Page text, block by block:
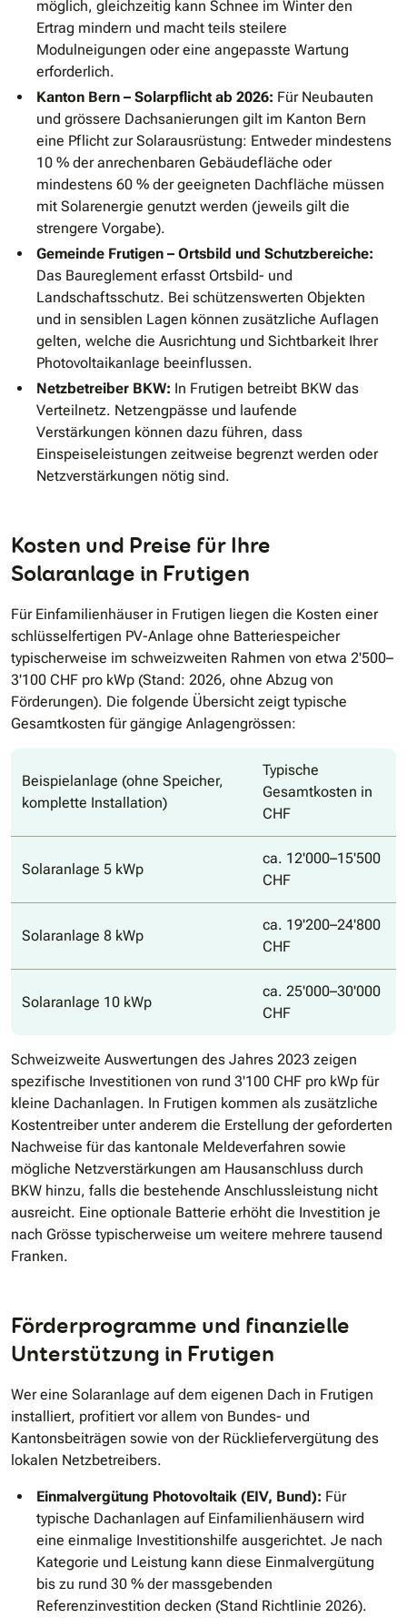
möglich, gleichzeitig kann Schnee im Winter den
Ertrag mindern und macht teils steilere
Modulneigungen oder eine angepasste Wartung
erforderlich.
Kanton Bern – Solarpflicht ab 2026: Für Neubauten
und grössere Dachsanierungen gilt im Kanton Bern
eine Pflicht zur Solarausrüstung: Entweder mindestens
10 % der anrechenbaren Gebäudefläche oder
mindestens 60 % der geeigneten Dachfläche müssen
mit Solarenergie genutzt werden (jeweils gilt die
strengere Vorgabe).
Gemeinde Frutigen – Ortsbild und Schutzbereiche:
Das Baureglement erfasst Ortsbild- und
Landschaftsschutz. Bei schützenswerten Objekten
und in sensiblen Lagen können zusätzliche Auflagen
gelten, welche die Ausrichtung und Sichtbarkeit Ihrer
Photovoltaikanlage beeinflussen.
Netzbetreiber BKW: In Frutigen betreibt BKW das
Verteilnetz. Netzengpässe und laufende
Verstärkungen können dazu führen, dass
Einspeiseleistungen zeitweise begrenzt werden oder
Netzverstärkungen nötig sind.
Kosten und Preise für Ihre
Solaranlage in Frutigen
Für Einfamilienhäuser in Frutigen liegen die Kosten einer
schlüsselfertigen PV-Anlage ohne Batteriespeicher
typischerweise im schweizweiten Rahmen von etwa 2'500–
3'100 CHF pro kWp (Stand: 2026, ohne Abzug von
Förderungen). Die folgende Übersicht zeigt typische
Gesamtkosten für gängige Anlagengrössen:
Beispielanlage (ohne Speicher,
komplette Installation)
Typische
Gesamtkosten in
CHF
Solaranlage 5 kWp
ca. 12'000–15'500
CHF
Solaranlage 8 kWp
ca. 19'200–24'800
CHF
Solaranlage 10 kWp
ca. 25'000–30'000
CHF
Schweizweite Auswertungen des Jahres 2023 zeigen
spezifische Investitionen von rund 3'100 CHF pro kWp für
kleine Dachanlagen. In Frutigen kommen als zusätzliche
Kostentreiber unter anderem die Erstellung der geforderten
Nachweise für das kantonale Meldeverfahren sowie
mögliche Netzverstärkungen am Hausanschluss durch
BKW hinzu, falls die bestehende Anschlussleistung nicht
ausreicht. Eine optionale Batterie erhöht die Investition je
nach Grösse typischerweise um weitere mehrere tausend
Franken.
Förderprogramme und finanzielle
Unterstützung in Frutigen
Wer eine Solaranlage auf dem eigenen Dach in Frutigen
installiert, profitiert vor allem von Bundes- und
Kantonsbeiträgen sowie von der Rückliefervergütung des
lokalen Netzbetreibers.
Einmalvergütung Photovoltaik (EIV, Bund): Für
typische Dachanlagen auf Einfamilienhäusern wird
eine einmalige Investitionshilfe ausgerichtet. Je nach
Kategorie und Leistung kann diese Einmalvergütung
bis zu rund 30 % der massgebenden
Referenzinvestition decken (Stand Richtlinie 2026).